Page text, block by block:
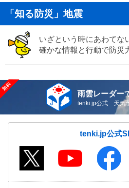
「知る防災」地震
いざという時にあわてな
確かな情報と行動で防災
雨雲レーダー
tenki.jp公式 天気
tenki.jp公式